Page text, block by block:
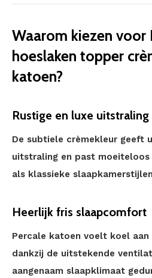
Waarom kiezen voor
hoeslaken topper
katoen?
Rustige en luxe uitstraling
De subtiele crèmekleur geeft
uitstraling en past moeiteloos
als klassieke
Heerlijk fris slaapcomfort
Percale katoen voelt koel
dankzij de uitstekende
aangenaam slaapklimaat